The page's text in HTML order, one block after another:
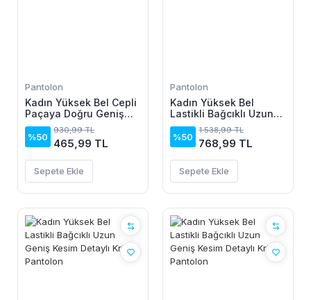
Pantolon
Kadın Yüksek Bel Cepli
Paçaya Doğru Geniş
Dalgıç Pantolon
%50
930,99 TL
465,99 TL
Sepete Ekle
Pantolon
Kadın Yüksek Bel
Lastikli Bağcıklı Uzun
Geniş Kesim Detaylı
Krinkıl Pantolon
%50
1.538,99 TL
768,99 TL
Sepete Ekle